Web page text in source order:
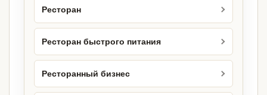
Ресторан
Ресторан быстрого питания
Ресторанный бизнес